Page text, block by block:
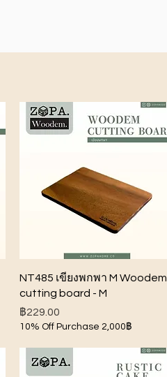
ดูข้อมูลด่วน
NT485 เขียงพกพา M Woodem
cutting board - M
ราคา
฿229.00
10% Off Purchase 2,000฿